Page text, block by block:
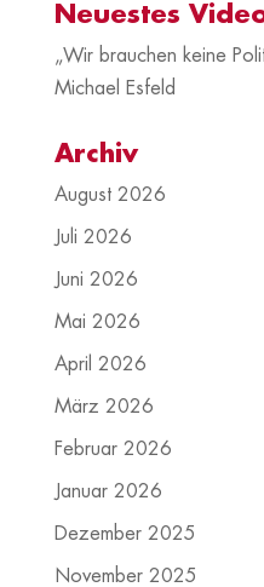
Neuestes
„Wir brauchen keine
Michael Esfeld
Archiv
August 2026
Juli 2026
Juni 2026
Mai 2026
April 2026
März 2026
Februar 2026
Januar 2026
Dezember 2025
November 2025